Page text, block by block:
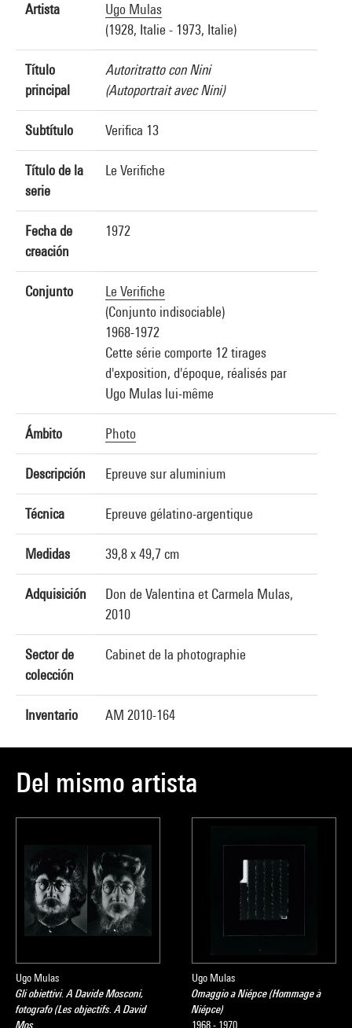
Artista
Ugo Mulas
(1928, Italie - 1973, Italie)
Título
principal
Autoritratto con Nini
(Autoportrait avec Nini)
Subtítulo Verifica 13
Título de la
serie
Le Verifiche
Fecha de
creación
1972
Conjunto
Le Verifiche
(Conjunto indisociable)
1968-1972
Cette série comporte 12 tirages
d'exposition, d'époque, réalisés par
Ugo Mulas lui-même
Ámbito Photo
Descripción Epreuve sur aluminium
Técnica Epreuve gélatino-argentique
Medidas 39,8 x 49,7 cm
Adquisición
Don de Valentina et Carmela Mulas,
2010
Sector de
colección
Cabinet de la photographie
Inventario AM 2010-164
Del mismo artista
Ugo Mulas
Gli obiettivi. A Davide Mosconi,
fotografo (Les objectifs. A David
Mos…
Ugo Mulas
Omaggio a Niépce (Hommage à
Niépce)
1968 - 1970